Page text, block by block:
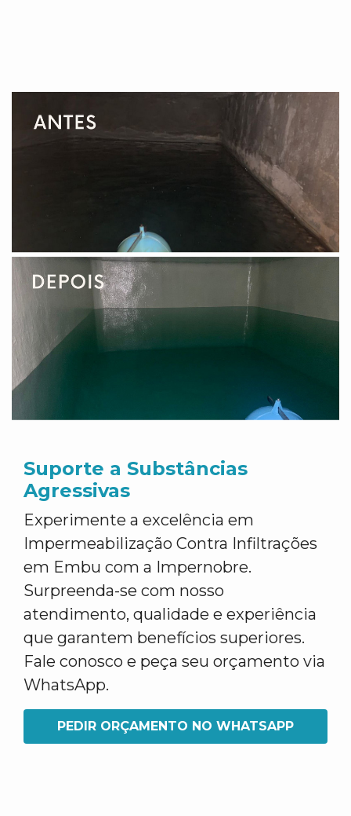
Suporte a Substâncias
Agressivas
Experimente a excelência em
Impermeabilização Contra Infiltrações
em Embu com a Impernobre.
Surpreenda-se com nosso
atendimento, qualidade e experiência
que garantem benefícios superiores.
Fale conosco e peça seu orçamento via
WhatsApp.
PEDIR ORÇAMENTO NO WHATSAPP